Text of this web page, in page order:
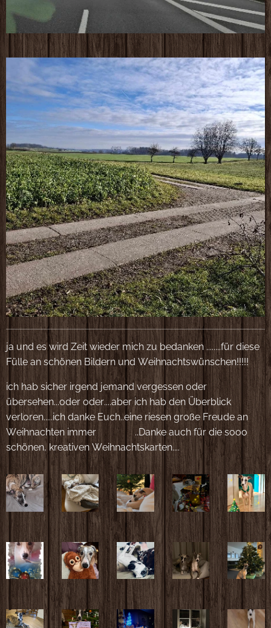
ja und es wird Zeit wieder mich zu bedanken ........für diese
Fülle an schönen Bildern und Weihnachtswünschen!!!!!
ich hab sicher irgend jemand vergessen oder
übersehen...oder oder....aber ich hab den Überblick
verloren.....ich danke Euch..eine riesen große Freude an
Weihnachten immer 🎄💖😀..Danke auch für die sooo
schönen, kreativen Weihnachtskarten....